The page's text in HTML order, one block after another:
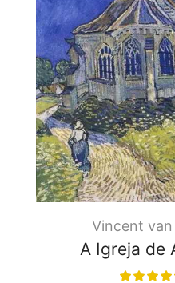
Vincent van
A Igreja de